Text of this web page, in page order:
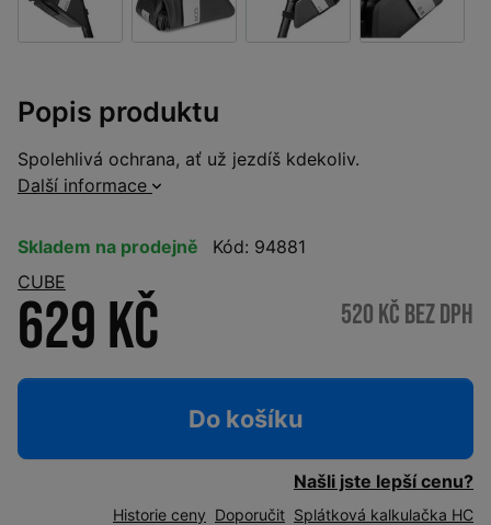
Popis produktu
Spolehlivá ochrana, ať už jezdíš kdekoliv.
Další informace
Skladem na prodejně
Kód: 94881
CUBE
629 Kč 520 Kč bez DPH
Do košíku
Našli jste lepší cenu?
Historie ceny Doporučit Splátková kalkulačka HC